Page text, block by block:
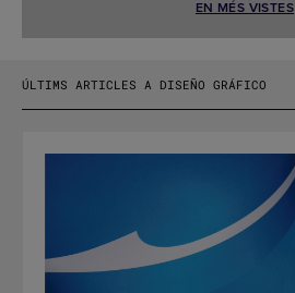
EN MÉS VISTES
ÚLTIMS ARTICLES A DISEÑO GRÁFICO